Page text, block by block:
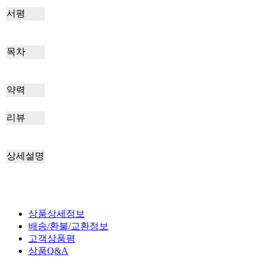
서평
목차
약력
리뷰
상세설명
상품상세정보
배송/환불/교환정보
고객상품평
상품Q&A